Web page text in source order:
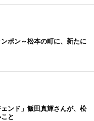
ポン～松本の町に、新たに
ンド」飯田真輝さんが、松
と